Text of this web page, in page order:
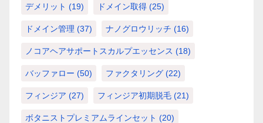
デメリット (19) ドメイン取得 (25)
ドメイン管理 (37) ナノグロウリッチ (16)
ノコアヘアサポートスカルプエッセンス (18)
バッファロー (50) ファクタリング (22)
フィンジア (27) フィンジア初期脱毛 (21)
ボタニストプレミアムラインセット (20)